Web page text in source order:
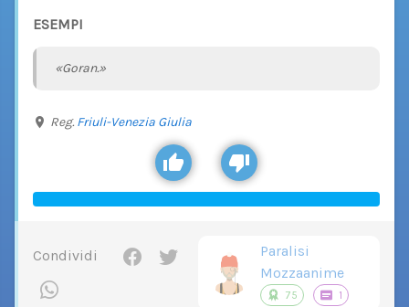
ESEMPI
«Goran.»
Reg. Friuli-Venezia Giulia
Condividi
Paralisi
Mozzaanime
75 1